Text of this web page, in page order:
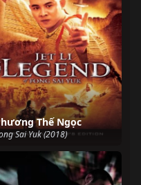
Thế Ngọc
Sai Yuk (2018)